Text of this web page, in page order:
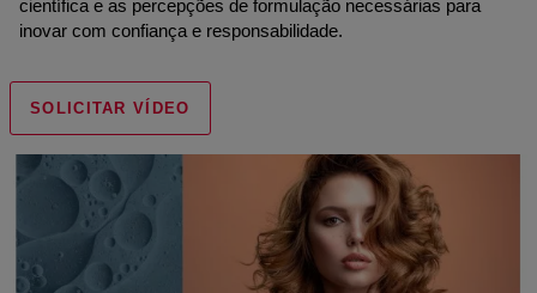
científica e as percepções de formulação necessárias para
inovar com confiança e responsabilidade.
SOLICITAR VÍDEO